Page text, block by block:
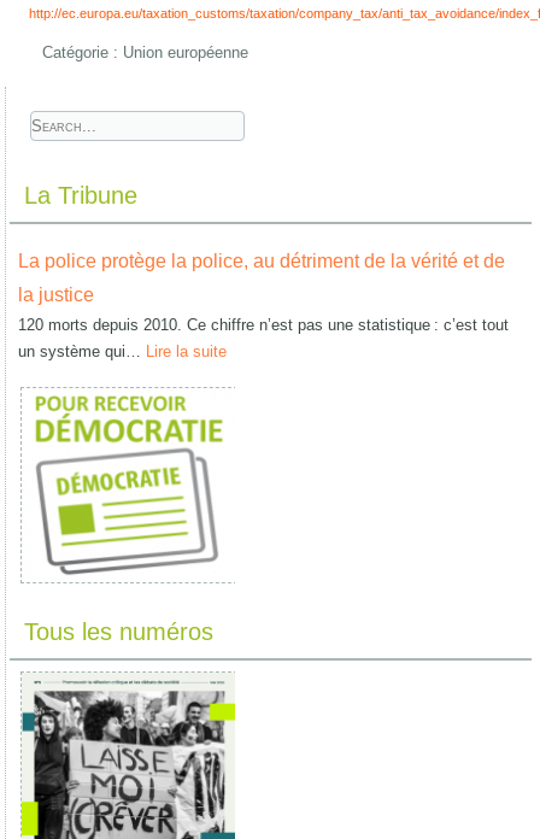
http://ec.europa.eu/taxation_customs/taxation/company_tax/anti_tax_avoidance/
Catégorie : Union européenne
La Tribune
La police protège la police, au détriment de la vérité et de
la justice
120 morts depuis 2010. Ce chiffre n’est pas une statistique : c’est tout
un système qui… Lire la suite
Tous les numéros